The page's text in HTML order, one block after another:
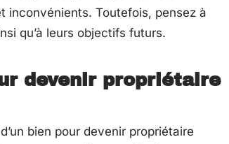
inconvénients. Toutefois, pensez à
qu’à leurs objectifs futurs.
devenir propriétaire
bien pour devenir propriétaire